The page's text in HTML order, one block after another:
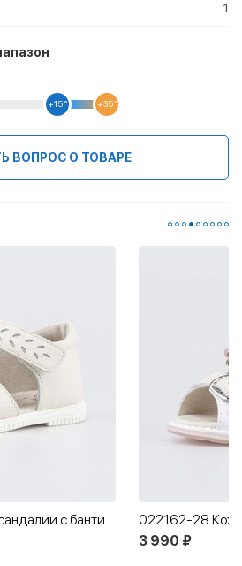
1
+15 ° +35 °
ВОПРОС О ТОВАРЕ
022169-21 Кожаные сандалии с бантиком Первые шаги
3 990 ₽